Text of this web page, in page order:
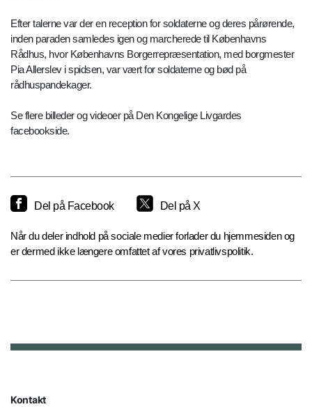
Efter talerne var der en reception for soldaterne og deres pårørende,
inden paraden samledes igen og marcherede til Københavns
Rådhus, hvor Københavns Borgerrepræsentation, med borgmester
Pia Allerslev i spidsen, var vært for soldaterne og bød på
rådhuspandekager.
Se flere billeder og videoer på Den Kongelige Livgardes
facebookside.
Del på Facebook Del på X
Når du deler indhold på sociale medier forlader du hjemmesiden og
er dermed ikke længere omfattet af vores privatlivspolitik.
Kontakt